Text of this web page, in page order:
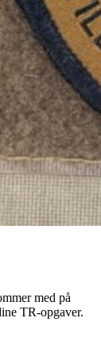
med på
TR-opgaver.